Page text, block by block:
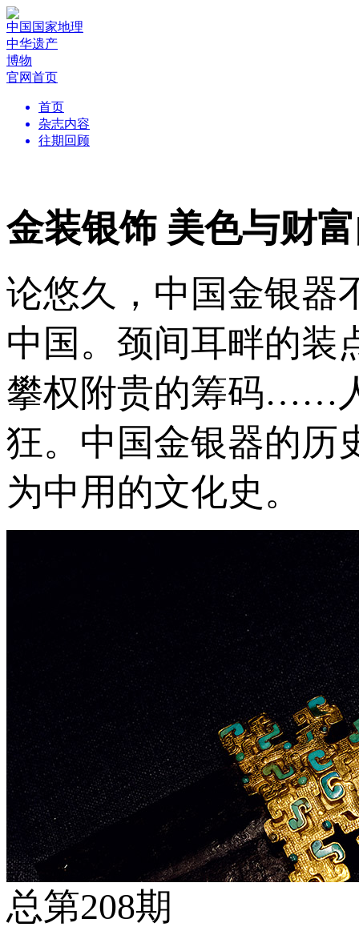
中国国家地理
中华遗产
博物
官网首页
首页
杂志内容
往期回顾
金装银饰 美色与财
论悠久，中国金银器
中国。颈间耳畔的装
攀权附贵的筹码……
狂。中国金银器的历
为中用的文化史。
总第208期